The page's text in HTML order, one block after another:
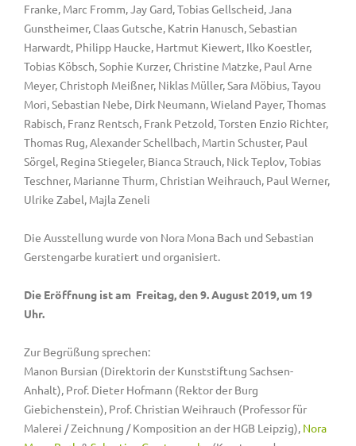
Franke, Marc Fromm, Jay Gard, Tobias Gellscheid, Jana
Gunstheimer, Claas Gutsche, Katrin Hanusch, Sebastian
Harwardt, Philipp Haucke, Hartmut Kiewert, Ilko Koestler,
Tobias Köbsch, Sophie Kurzer, Christine Matzke, Paul Arne
Meyer, Christoph Meißner, Niklas Müller, Sara Möbius, Tayou
Mori, Sebastian Nebe, Dirk Neumann, Wieland Payer, Thomas
Rabisch, Franz Rentsch, Frank Petzold, Torsten Enzio Richter,
Thomas Rug, Alexander Schellbach, Martin Schuster, Paul
Sörgel, Regina Stiegeler, Bianca Strauch, Nick Teplov, Tobias
Teschner, Marianne Thurm, Christian Weihrauch, Paul Werner,
Ulrike Zabel, Majla Zeneli
Die Ausstellung wurde von Nora Mona Bach und Sebastian
Gerstengarbe kuratiert und organisiert.
Die Eröffnung ist am Freitag, den 9. August 2019, um 19
Uhr.
Zur Begrüßung sprechen:
Manon Bursian (Direktorin der Kunststiftung Sachsen-
Anhalt), Prof. Dieter Hofmann (Rektor der Burg
Giebichenstein), Prof. Christian Weihrauch (Professor für
Malerei / Zeichnung / Komposition an der HGB Leipzig), Nora